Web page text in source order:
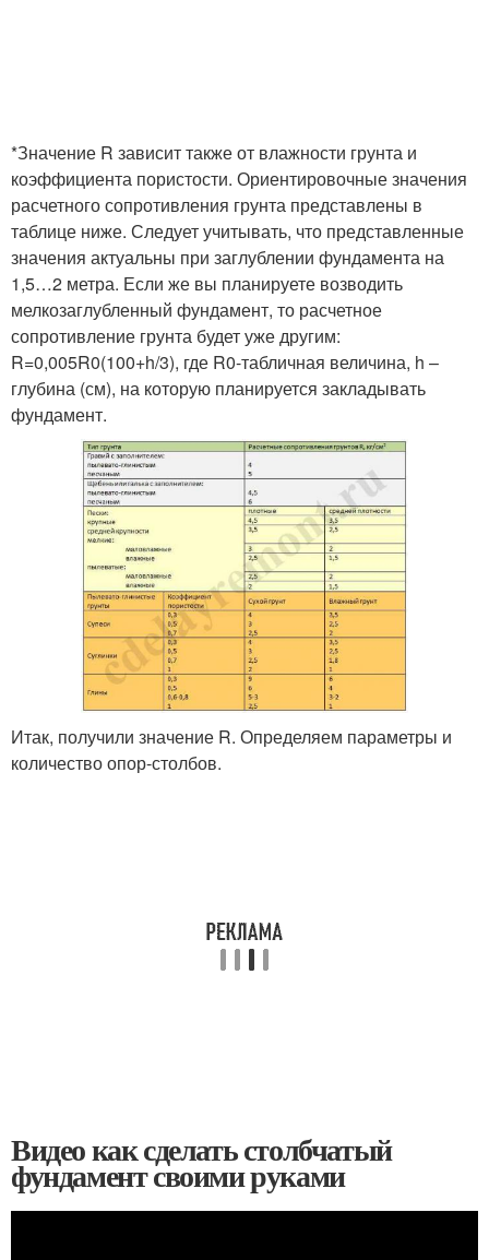
*Значение R зависит также от влажности грунта и
коэффициента пористости. Ориентировочные значения
расчетного сопротивления грунта представлены в
таблице ниже. Следует учитывать, что представленные
значения актуальны при заглублении фундамента на
1,5…2 метра. Если же вы планируете возводить
мелкозаглубленный фундамент, то расчетное
сопротивление грунта будет уже другим:
R=0,005R0(100+h/3), где R0-табличная величина, h –
глубина (см), на которую планируется закладывать
фундамент.
Итак, получили значение R. Определяем параметры и
количество опор-столбов.
Видео как сделать столбчатый
фундамент своими руками